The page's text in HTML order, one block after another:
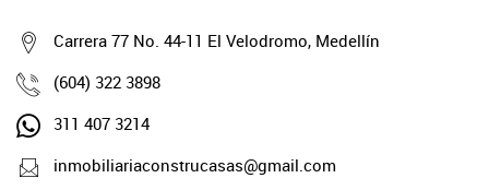
Carrera 77 No. 44-11 El Velodromo, Medellín
(604) 322 3898
311 407 3214
inmobiliariaconstrucasas@gmail.com